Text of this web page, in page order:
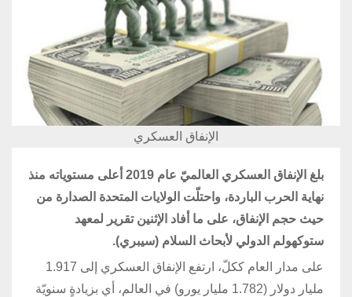
الإنفاق العسكري
بلغ الإنفاق العسكري العالميّ عام 2019 أعلى مستوياته منذ
نهاية الحرب الباردة، واحتلّت الولايات المتحدة الصدارة من
حيث حجم الإنفاق، على ما أفاد الإثنين تقرير لمعهد
ستوكهولم الدولي لأبحاث السلام (سيبري).
على مدار العام ككلّ، ارتفع الإنفاق العسكري إلى 1.917
مليار دولار (1.782 مليار يورو) في العالم، أي بزيادةٍ سنويّة